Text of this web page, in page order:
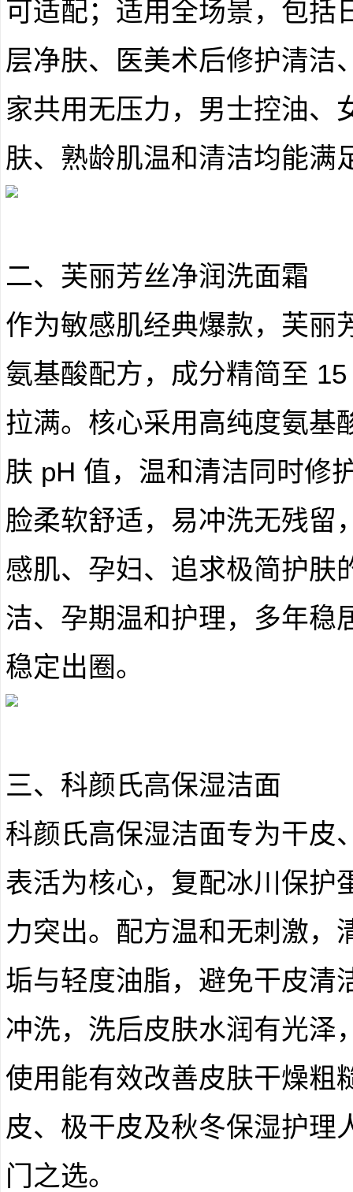
可适配；适用全场景，包括
层净肤、医美术后修护清洁
家共用无压力，男士控油、
肤、熟龄肌温和清洁均能满
二、芙丽芳丝净润洗面霜
作为敏感肌经典爆款，芙丽
氨基酸配方，成分精简至
拉满。核心采用高纯度氨基
肤 pH 值，温和清洁同时修
脸柔软舒适，易冲洗无残留
感肌、孕妇、追求极简护肤
洁、孕期温和护理，多年稳
稳定出圈。
三、科颜氏高保湿洁面
科颜氏高保湿洁面专为干皮
表活为核心，复配冰川保护
力突出。配方温和无刺激，
垢与轻度油脂，避免干皮清
冲洗，洗后皮肤水润有光泽
使用能有效改善皮肤干燥粗
皮、极干皮及秋冬保湿护理
门之选。